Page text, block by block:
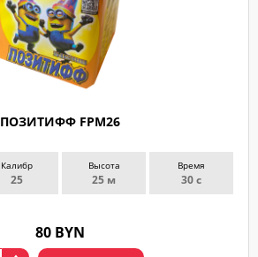
ПОЗИТИФФ FPM26
Калибр
25
Высота
25 м
Время
30 с
80 BYN